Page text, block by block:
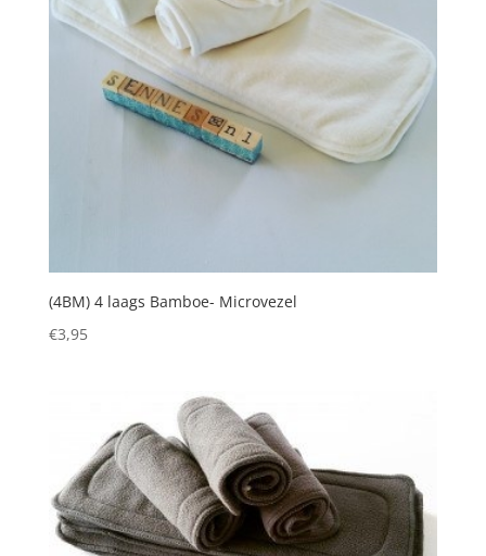
(4BM) 4 laags Bamboe- Microvezel
€3,95